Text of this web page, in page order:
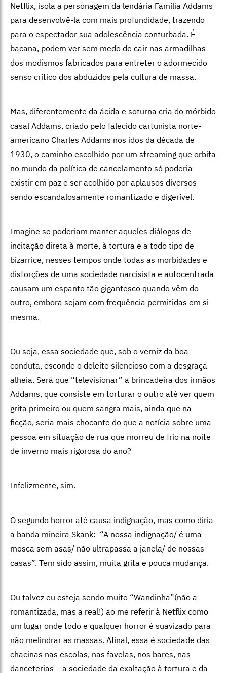
Netflix, isola a personagem da lendária Família Addams
para desenvolvê-la com mais profundidade, trazendo
para o espectador sua adolescência conturbada. É
bacana, podem ver sem medo de cair nas armadilhas
dos modismos fabricados para entreter o adormecido
senso crítico dos abduzidos pela cultura de massa.
Mas, diferentemente da ácida e soturna cria do mórbido
casal Addams, criado pelo falecido cartunista norte-
americano Charles Addams nos idos da década de
1930, o caminho escolhido por um streaming que orbita
no mundo da política de cancelamento só poderia
existir em paz e ser acolhido por aplausos diversos
sendo escandalosamente romantizado e digerível.
Imagine se poderiam manter aqueles diálogos de
incitação direta à morte, à tortura e a todo tipo de
bizarrice, nesses tempos onde todas as morbidades e
distorções de uma sociedade narcisista e autocentrada
causam um espanto tão gigantesco quando vêm do
outro, embora sejam com frequência permitidas em si
mesma.
Ou seja, essa sociedade que, sob o verniz da boa
conduta, esconde o deleite silencioso com a desgraça
alheia. Será que “televisionar” a brincadeira dos irmãos
Addams, que consiste em torturar o outro até ver quem
grita primeiro ou quem sangra mais, ainda que na
ficção, seria mais chocante do que a notícia sobre uma
pessoa em situação de rua que morreu de frio na noite
de inverno mais rigorosa do ano?
Infelizmente, sim.
O segundo horror até causa indignação, mas como diria
a banda mineira Skank: “A nossa indignação/ é uma
mosca sem asas/ não ultrapassa a janela/ de nossas
casas”. Tem sido assim, muita grita e pouca mudança.
Ou talvez eu esteja sendo muito “Wandinha”(não a
romantizada, mas a real!) ao me referir à Netflix como
um lugar onde todo e qualquer horror é suavizado para
não melindrar as massas. Afinal, essa é sociedade das
chacinas nas escolas, nas favelas, nos bares, nas
danceterias – a sociedade da exaltação à tortura e da